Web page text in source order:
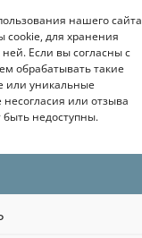
нашего
cookie, для хранения
Если вы согласны с
обрабатывать такие
или уникальные
или отзыва
быть недоступны.